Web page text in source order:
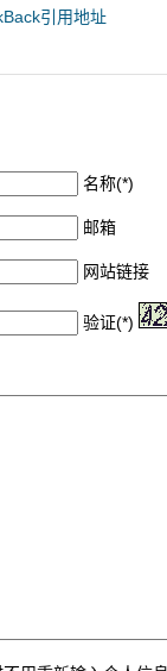
引用地址
名称(*)
邮箱
网站链接
验证(*)